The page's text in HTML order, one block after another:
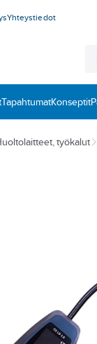
Yhteystiedot
TapahtumatKonseptit
työkalut